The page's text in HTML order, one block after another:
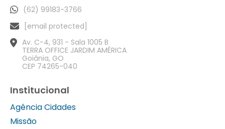
(62) 99183-3766
[email protected]
Av. C-4, 931 - Sala 1005 B
TERRA OFFICE JARDIM AMÉRICA
Goiânia, GO
CEP 74265-040
Institucional
Agência Cidades
Missão